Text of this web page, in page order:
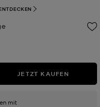
JETZT KAUFEN
mit